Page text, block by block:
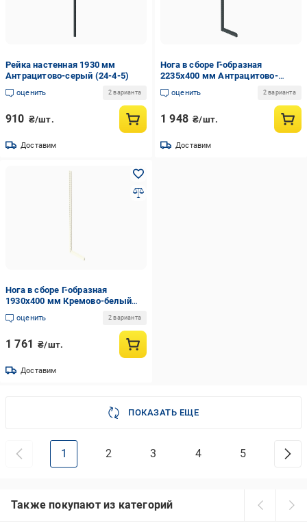
Рейка настенная 1930 мм
Антрацитово-серый (24-4-5)
оценить 2 варианта
910 ₴/шт.
Доставим
Нога в сборе Г-образная
2235х400 мм Антрацитово-
серый (24-1-19)
оценить 2 варианта
1 948 ₴/шт.
Доставим
Нога в сборе Г-образная
1930х400 мм Кремово-белый
(24-1-16)
оценить 2 варианта
1 761 ₴/шт.
Доставим
ПОКАЗАТЬ ЕЩЕ
1 2 3 4 5
Также покупают из категорий